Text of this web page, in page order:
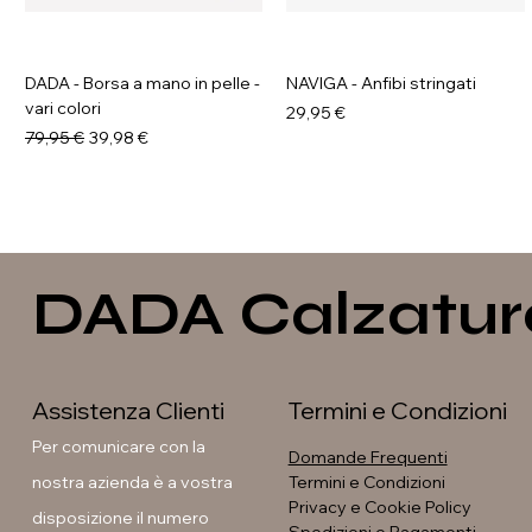
DADA - Borsa a mano in pelle -
vari colori
Prezzo regolare
79,95 € Prezzo scontato
39,98 €
NAVIGA - Anfibi stringati
Prezzo
29,95 €
GALIA - Anfibi con suola LAURA BETTINI - Texani tacco
La Flor - Stivaletti arricciati - La Flor - Décolleté con
DADA
Assistenza Clienti
Per comunicare con la
nostra azienda è a vostra
disposizione il numero
Termini e Condizioni
Domande Frequenti
Termini e Condizioni
Privacy e Cookie Policy